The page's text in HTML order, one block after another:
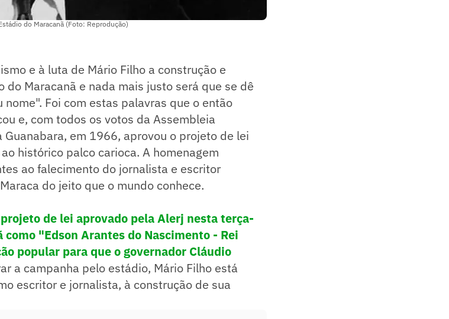
do Maracanã (Foto: Reprodução)
e à luta de Mário Filho a construção e
do Maracanã e nada mais justo será que se dê
Foi com estas palavras que o então
e, com todos os votos da Assembleia
em 1966, aprovou o projeto de lei
histórico palco carioca. A homenagem
ao falecimento do jornalista e escritor
do jeito que o mundo conhece.
projeto de lei aprovado pela Alerj nesta terça-
"Edson Arantes do Nascimento - Rei
popular para que o governador Cláudio
a campanha pelo estádio, Mário Filho está
escritor e jornalista, à construção de sua